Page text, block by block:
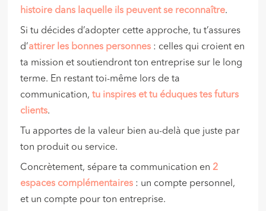
histoire dans laquelle ils peuvent se reconnaître.
Si tu décides d’adopter cette approche, tu t’assures
d’attirer les bonnes personnes : celles qui croient en
ta mission et soutiendront ton entreprise sur le long
terme. En restant toi-même lors de ta
communication,tu inspires et tu éduques tes futurs
clients.
Tu apportes de la valeur bien au-delà que juste par
ton produit ou service.
Concrètement, sépare ta communication en2
espaces complémentaires : un compte personnel,
et un compte pour ton entreprise.